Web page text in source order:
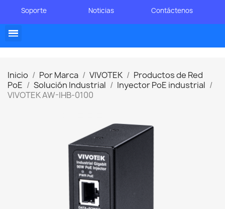
Soporte Noticias Contáctenos
Inicio Por Marca VIVOTEK
Productos de Red
PoE
Solución Industrial
Inyector PoE industrial
VIVOTEK AW-IHB-0100